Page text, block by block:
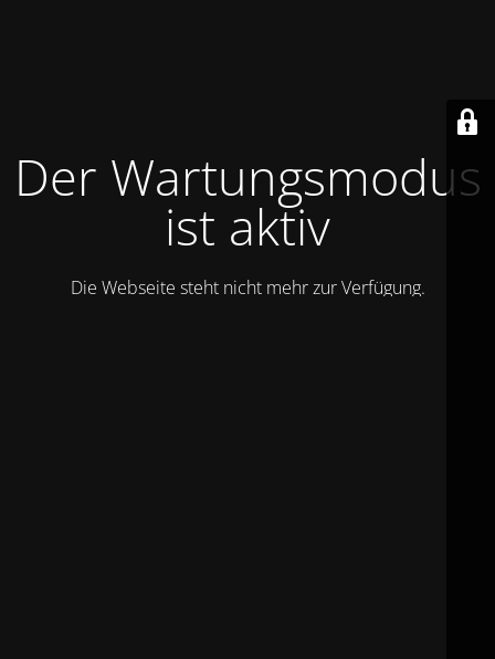
Der Wartungsmodus
ist aktiv
Die Webseite steht nicht mehr zur Verfügung.